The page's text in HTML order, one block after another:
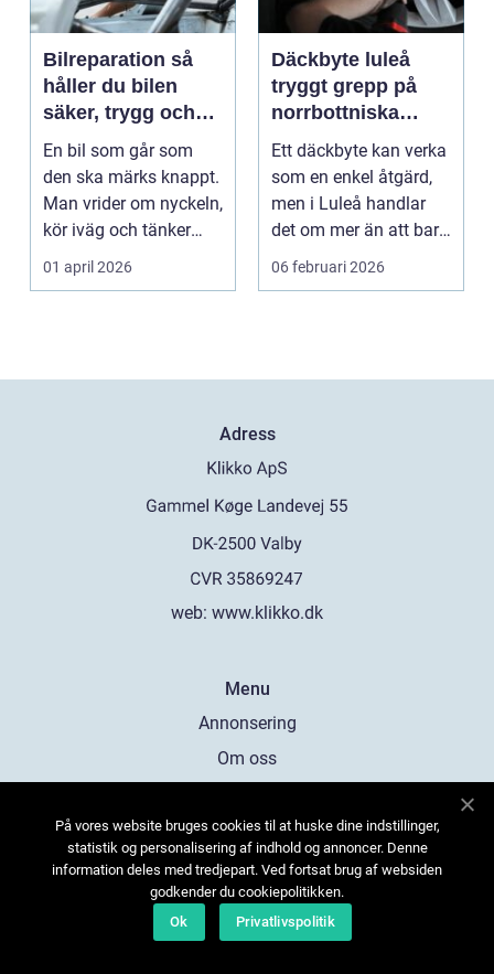
Bilreparation så
håller du bilen
säker, trygg och
ekonomisk
En bil som går som
den ska märks knappt.
Man vrider om nyckeln,
kör iväg och tänker
inte mer på det....
01 april 2026
Däckbyte luleå
tryggt grepp på
norrbottniska
vägar
Ett däckbyte kan verka
som en enkel åtgärd,
men i Luleå handlar
det om mer än att bara
byta gummi mo...
06 februari 2026
Adress
web: www.klikko.dk
Menu
Annonsering
Om oss
Kontakta oss
Sitemap
På vores website bruges cookies til at huske dine indstillinger,
statistik og personalisering af indhold og annoncer. Denne
information deles med tredjepart. Ved fortsat brug af websiden
godkender du cookiepolitikken.
Ok
Privatlivspolitik